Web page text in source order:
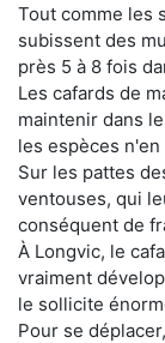
Tout comme les
subissent des
près 5 à 8 fois
Les cafards de
maintenir dans
les espèces
Sur les pattes
ventouses, qui
conséquent de
À Longvic, le
vraiment
le sollicite
Pour se